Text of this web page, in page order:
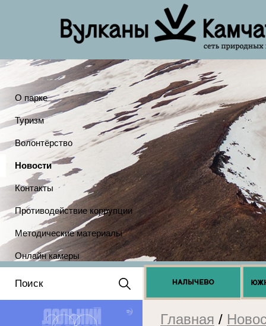
О парке
Туризм
Волонтёрство
Новости
Контакты
Противодействие коррупции
Методические материалы
Онлайн камеры
Положение о выдаче
разрешений 2025
Главная /